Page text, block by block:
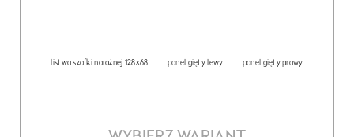
listwa szafki narożnej 128x68 panel gięty lewy panel gięty prawy